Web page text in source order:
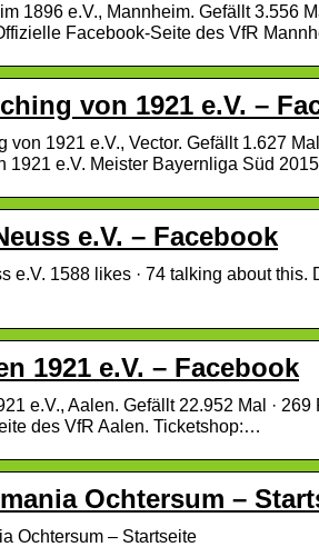
1896 e.V., Mannheim. Gefällt 3.556
Facebook-Seite des VfR
von 1921 e.V. –
von 1921 e.V., Vector. Gefällt 1.627
1921 e.V. Meister Bayernliga Süd
e.V. – Facebook
e.V. 1588 likes · 74 talking about
1921 e.V. – Facebook
e.V., Aalen. Gefällt 22.952 Mal ·
des VfR Aalen. Ticketshop:…
Ochtersum –
Ochtersum – Startseite